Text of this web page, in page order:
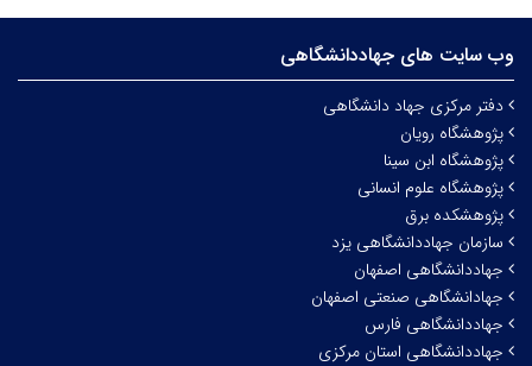
وب سایت های جهاددانشگاهی
دفتر مرکزی جهاد دانشگاهی
پژوهشگاه رویان
پژوهشگاه ابن سینا
پژوهشگاه علوم انسانی
پژوهشکده برق
سازمان جهاددانشگاهی یزد
جهاددانشگاهی اصفهان
جهادانشگاهی صنعتی اصفهان
جهاددانشگاهی فارس
جهاددانشگاهی استان مرکزی